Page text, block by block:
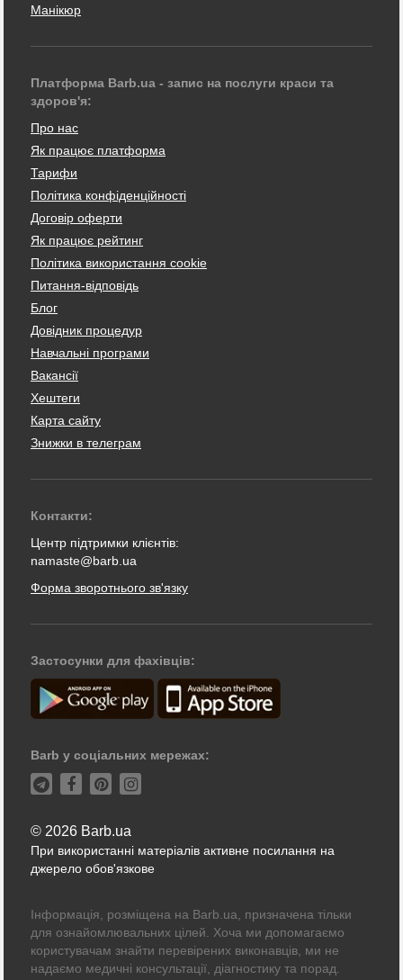
Манікюр
Платформа Barb.ua - запис на послуги краси та
здоров'я:
Про нас
Як працює платформа
Тарифи
Політика конфіденційності
Договір оферти
Як працює рейтинг
Політика використання cookie
Питання-відповідь
Блог
Довідник процедур
Навчальні програми
Вакансії
Хештеги
Карта сайту
Знижки в телеграм
Контакти:
Центр підтримки клієнтів:
namaste@barb.ua
Форма зворотнього зв'язку
Застосунки для фахівців:
Barb у соціальних мережах:
© 2026 Barb.ua
При використанні матеріалів активне посилання на
джерело обов'язкове
Інформація, розміщена на Barb.ua, призначена тільки
для ознайомлювальних цілей. Хоча ми допомагаємо
користувачам знайти перевірених виконавців, ми не
надаємо медичні консультації, діагностику та порад.